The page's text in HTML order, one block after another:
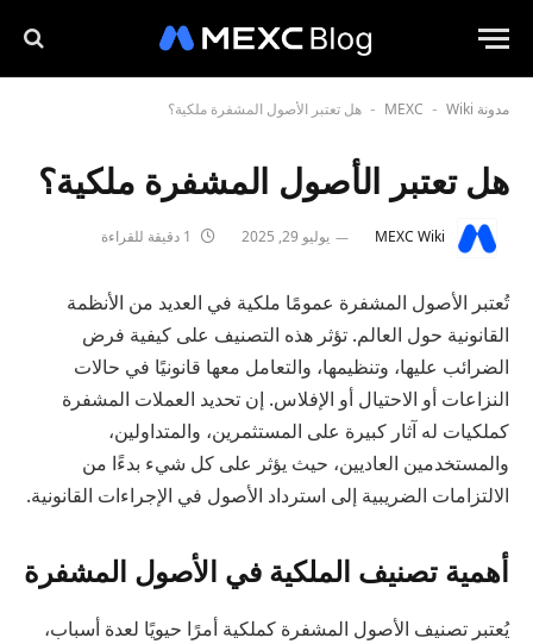
مدونة MEXC - Wiki
- هل تعتبر الأصول المشفرة ملكية؟
هل تعتبر الأصول المشفرة ملكية؟
MEXC Wiki يوليو 29, 2025
تُعتبر الأصول المشفرة عمومًا ملكية في العديد من الأنظمة
القانونية حول العالم. تؤثر هذه التصنيف على كيفية فرض
الضرائب عليها، وتنظيمها، والتعامل معها قانونيًا في حالات
النزاعات أو الاحتيال أو الإفلاس. إن تحديد العملات المشفرة
كملكيات له آثار كبيرة على المستثمرين، والمتداولين،
والمستخدمين العاديين، حيث يؤثر على كل شيء بدءًا من
الالتزامات الضريبية إلى استرداد الأصول في الإجراءات القانونية.
أهمية تصنيف الملكية في الأصول المشفرة
يُعتبر تصنيف الأصول المشفرة كملكية أمرًا حيويًا لعدة أسباب،